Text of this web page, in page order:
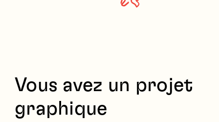
Vous avez un projet
graphique